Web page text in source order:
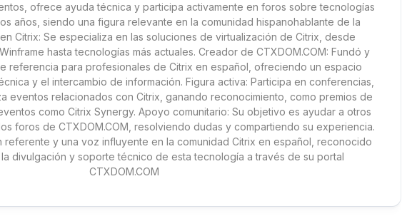
ofrece ayuda técnica y participa activamente en foros sobre tecnologías
años, siendo una figura relevante en la comunidad hispanohablante de la
Citrix: Se especializa en las soluciones de virtualización de Citrix, desde
hasta tecnologías más actuales. Creador de CTXDOM.COM: Fundó y
referencia para profesionales de Citrix en español, ofreciendo un espacio
y el intercambio de información. Figura activa: Participa en conferencias,
eventos relacionados con Citrix, ganando reconocimiento, como premios de
como Citrix Synergy. Apoyo comunitario: Su objetivo es ayudar a otros
foros de CTXDOM.COM, resolviendo dudas y compartiendo su experiencia.
referente y una voz influyente en la comunidad Citrix en español, reconocido
divulgación y soporte técnico de esta tecnología a través de su portal
CTXDOM.COM